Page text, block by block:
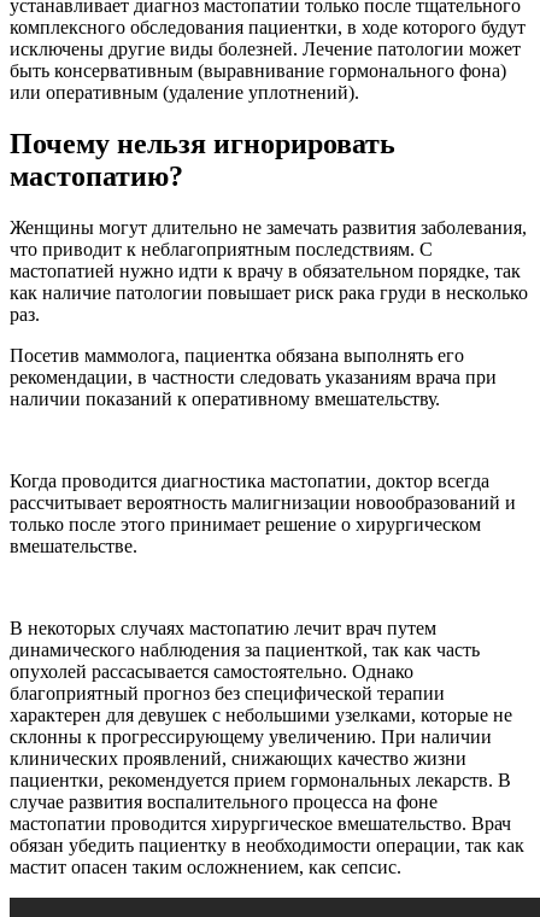
устанавливает диагноз мастопатии только после тщательного
комплексного обследования пациентки, в ходе которого будут
исключены другие виды болезней. Лечение патологии может
быть консервативным (выравнивание гормонального фона)
или оперативным (удаление уплотнений).
Почему нельзя игнорировать
мастопатию?
Женщины могут длительно не замечать развития заболевания,
что приводит к неблагоприятным последствиям. С
мастопатией нужно идти к врачу в обязательном порядке, так
как наличие патологии повышает риск рака груди в несколько
раз.
Посетив маммолога, пациентка обязана выполнять его
рекомендации, в частности следовать указаниям врача при
наличии показаний к оперативному вмешательству.
Когда проводится диагностика мастопатии, доктор всегда
рассчитывает вероятность малигнизации новообразований и
только после этого принимает решение о хирургическом
вмешательстве.
В некоторых случаях мастопатию лечит врач путем
динамического наблюдения за пациенткой, так как часть
опухолей рассасывается самостоятельно. Однако
благоприятный прогноз без специфической терапии
характерен для девушек с небольшими узелками, которые не
склонны к прогрессирующему увеличению. При наличии
клинических проявлений, снижающих качество жизни
пациентки, рекомендуется прием гормональных лекарств. В
случае развития воспалительного процесса на фоне
мастопатии проводится хирургическое вмешательство. Врач
обязан убедить пациентку в необходимости операции, так как
мастит опасен таким осложнением, как сепсис.